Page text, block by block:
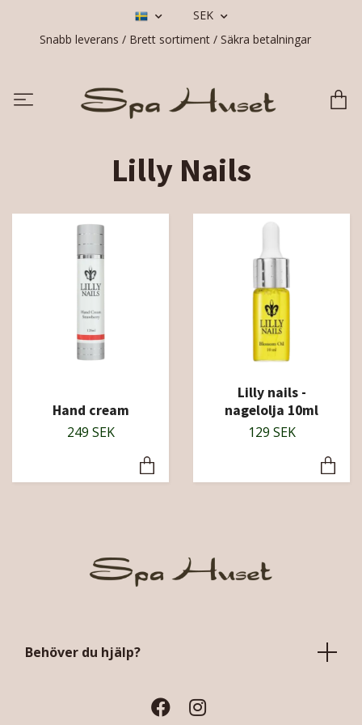
SEK
Snabb leverans / Brett sortiment / Säkra betalningar
Lilly Nails
Hand cream
249 SEK
Lilly nails -
nagelolja 10ml
129 SEK
Behöver du hjälp?